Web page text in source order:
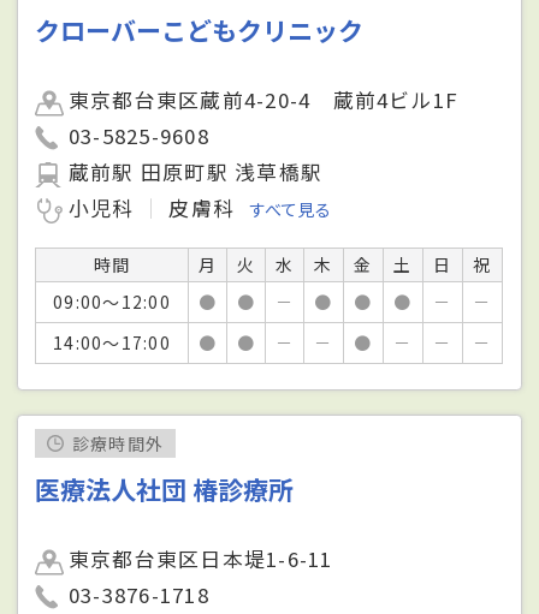
クローバーこどもクリニック
東京都台東区蔵前4-20-4 蔵前4ビル1F
03-5825-9608
蔵前駅 田原町駅 浅草橋駅
小児科
皮膚科 すべて見る
時間 月 火 水 木 金 土 日
祝
09:00～12:00
● ● － ● ● ● －
－
14:00～17:00
● ● － － ● － － －
診療時間外
医療法人社団 椿診療所
東京都台東区日本堤1-6-11
03-3876-1718